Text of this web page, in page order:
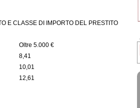
E CLASSE DI IMPORTO DEL PRESTITO
Oltre 5.000 €
8,41
10,01
12,61